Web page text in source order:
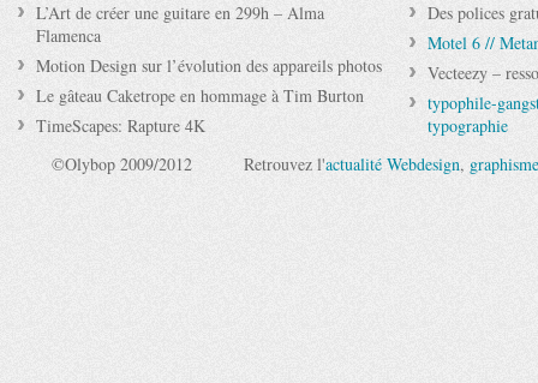
L’Art de créer une guitare en 299h – Alma
Flamenca
Motion Design sur l’évolution des appareils photos
Le gâteau Caketrope en hommage à Tim Burton
TimeScapes: Rapture 4K
Des polices
Motel 6 //
Vecteezy –
typophile-
typographie
©Olybop 2009/2012
Retrouvez l'actualité Webdesign, graphisme